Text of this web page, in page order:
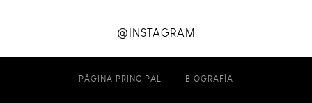
@INSTAGRAM
PÁGINA PRINCIPAL BIOGRAFÍA